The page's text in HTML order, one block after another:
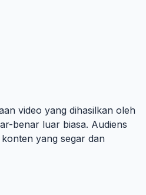
video yang dihasilkan oleh
benar luar biasa. Audiens
yang segar dan